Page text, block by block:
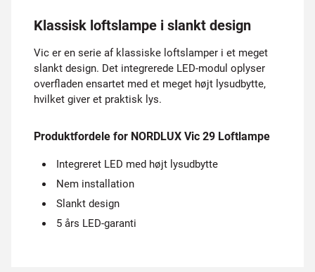
Klassisk loftslampe i slankt design
Vic er en serie af klassiske loftslamper i et meget
slankt design. Det integrerede LED-modul oplyser
overfladen ensartet med et meget højt lysudbytte,
hvilket giver et praktisk lys.
Produktfordele for NORDLUX Vic 29 Loftlampe
Integreret LED med højt lysudbytte
Nem installation
Slankt design
5 års LED-garanti